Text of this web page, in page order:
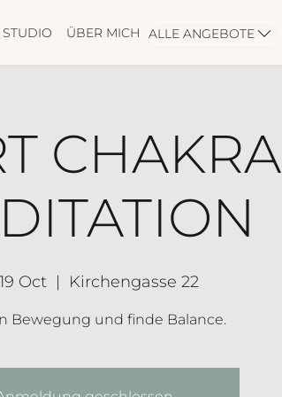
STUDIO ÜBER MICH ALLE ANGEBOTE
CHAKRA
Oct
  |
Kirchengasse 22
Bewegung und finde Balance.